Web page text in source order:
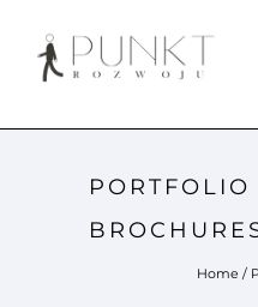
PORTFOLIO
Home /